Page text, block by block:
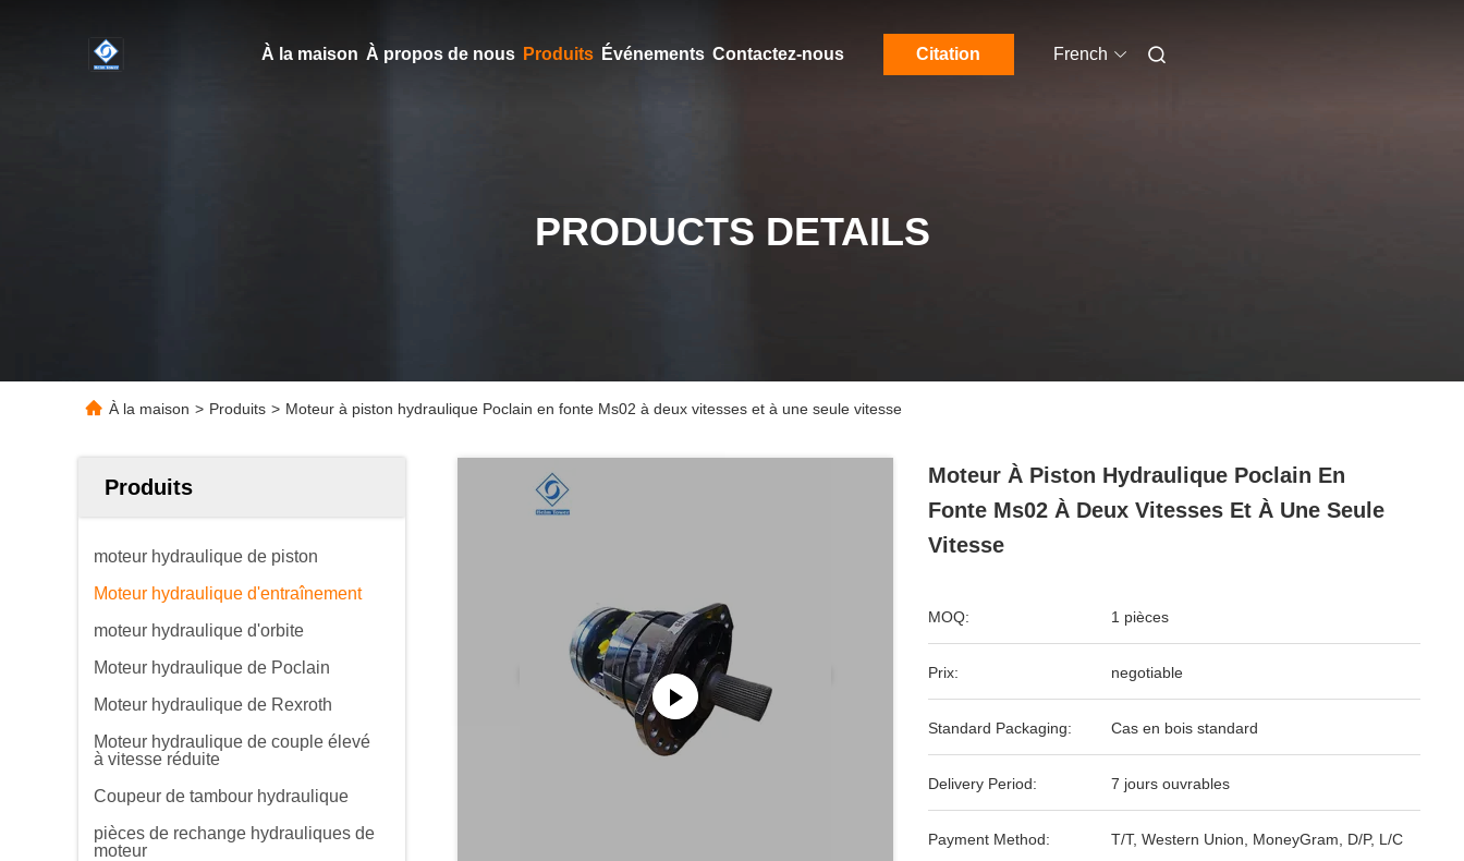
À la maison À propos de nous Produits Événements Contactez-nous Citation French
PRODUCTS DETAILS
À la maison > Produits > Moteur à piston hydraulique Poclain en fonte Ms02 à deux vitesses et à une seule vitesse
Produits
moteur hydraulique de piston
Moteur hydraulique d'entraînement
moteur hydraulique d'orbite
Moteur hydraulique de Poclain
Moteur hydraulique de Rexroth
Moteur hydraulique de couple élevé
à vitesse réduite
Coupeur de tambour hydraulique
pièces de rechange hydrauliques de
moteur
Moteur À Piston Hydraulique Poclain En
Fonte Ms02 À Deux Vitesses Et À Une Seule
Vitesse
MOQ: 1 pièces
Prix: negotiable
Standard Packaging: Cas en bois standard
Delivery Period: 7 jours ouvrables
Payment Method: T/T, Western Union, MoneyGram, D/P, L/C